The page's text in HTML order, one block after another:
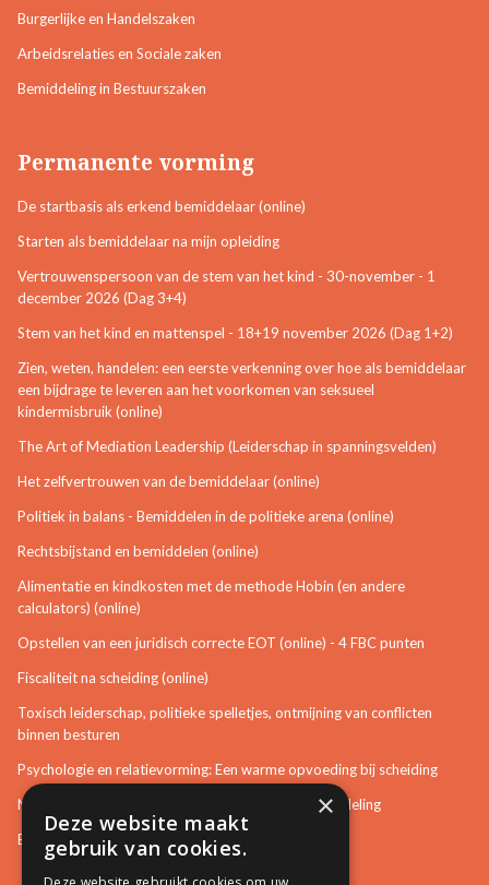
Burgerlijke en Handelszaken
Arbeidsrelaties en Sociale zaken
Bemiddeling in Bestuurszaken
Permanente vorming
De startbasis als erkend bemiddelaar (online)
Starten als bemiddelaar na mijn opleiding
Vertrouwenspersoon van de stem van het kind - 30-november - 1
december 2026 (Dag 3+4)
Stem van het kind en mattenspel - 18+19 november 2026 (Dag 1+2)
Zien, weten, handelen: een eerste verkenning over hoe als bemiddelaar
een bijdrage te leveren aan het voorkomen van seksueel
kindermisbruik (online)
The Art of Mediation Leadership (Leiderschap in spanningsvelden)
Het zelfvertrouwen van de bemiddelaar (online)
Politiek in balans - Bemiddelen in de politieke arena (online)
Rechtsbijstand en bemiddelen (online)
Alimentatie en kindkosten met de methode Hobin (en andere
calculators) (online)
Opstellen van een juridisch correcte EOT (online) - 4 FBC punten
Fiscaliteit na scheiding (online)
Toxisch leiderschap, politieke spelletjes, ontmijning van conflicten
binnen besturen
Psychologie en relatievorming: Een warme opvoeding bij scheiding
Neurotisch of afwijkend gedrag herkennen in bemiddeling
Bemiddeling in bouwzaken
×
Deze website maakt
gebruik van cookies.